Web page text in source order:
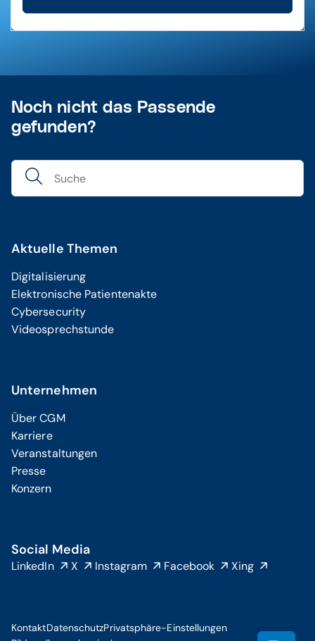
Noch nicht das Passende
gefunden?
Aktuelle Themen
Digitalisierung
Elektronische Patientenakte
Cybersecurity
Videosprechstunde
Unternehmen
Über CGM
Karriere
Veranstaltungen
Presse
Konzern
Social Media
LinkedIn X Instagram Facebook Xing
KontaktDatenschutzPrivatsphäre-Einstellungen